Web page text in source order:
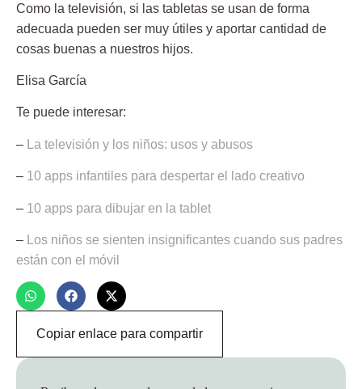
Como la televisión, si las tabletas se usan de forma
adecuada pueden ser muy útiles y aportar cantidad de
cosas buenas a nuestros hijos.
Elisa García
Te puede interesar:
– La televisión y los niños: usos y abusos
– 10 apps infantiles para despertar el lado creativo
– 10 apps para dibujar en la tablet
–
Los niños se sienten insignificantes cuando sus padres
están con el móvil
Copiar enlace para compartir